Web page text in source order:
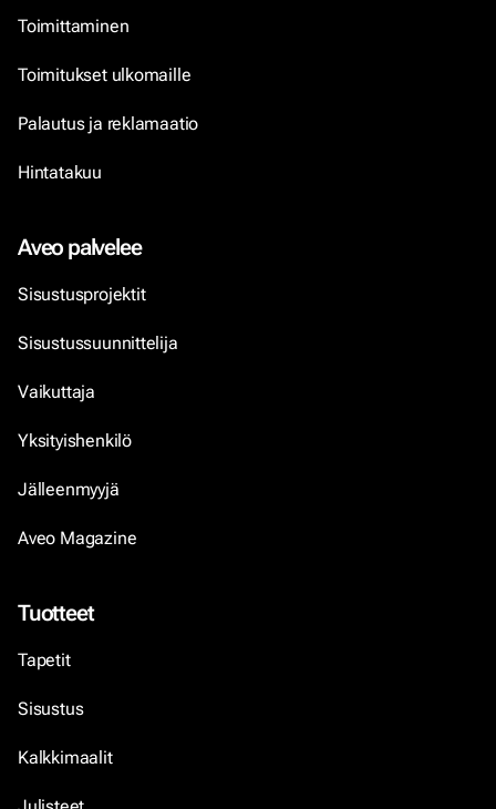
Toimittaminen
Toimitukset ulkomaille
Palautus ja reklamaatio
Hintatakuu
Aveo palvelee
Sisustusprojektit
Sisustussuunnittelija
Vaikuttaja
Yksityishenkilö
Jälleenmyyjä
Aveo Magazine
Tuotteet
Tapetit
Sisustus
Kalkkimaalit